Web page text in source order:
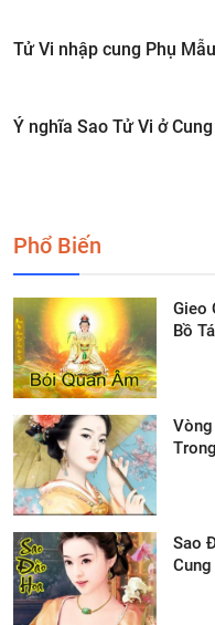
Tử Vi nhập cung Phụ Mẫu
Ý nghĩa Sao Tử Vi ở
Phổ Biến
Gieo
Bồ
Sao
Cung